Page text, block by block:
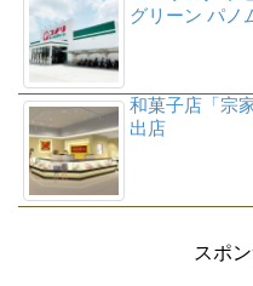
グリーン パノ
和菓子店「宗
出店
スポ